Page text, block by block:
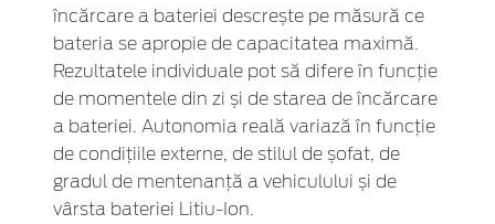
încărcare a bateriei descrește pe măsură ce
bateria se apropie de capacitatea maximă.
Rezultatele individuale pot să difere în funcție
de momentele din zi și de starea de încărcare
a bateriei. Autonomia reală variază în funcție
de condițiile externe, de stilul de șofat, de
gradul de mentenanță a vehiculului și de
vârsta bateriei Litiu-Ion.